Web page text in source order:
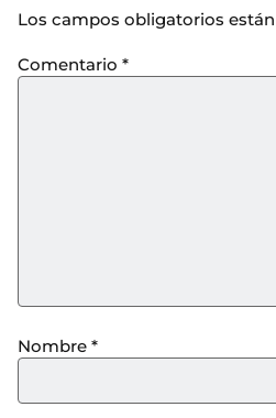
Los campos obligatorios
Comentario *
Nombre *